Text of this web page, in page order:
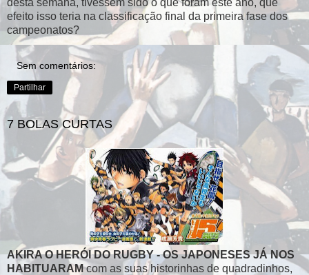
desta semana, tivessem sido o que foram este ano, que
efeito isso teria na classificação final da primeira fase dos
campeonatos?
Sem comentários:
Partilhar
7 BOLAS CURTAS
AKIRA O HERÓI DO RUGBY - OS JAPONESES JÁ NOS
HABITUARAMcom as suas historinhas de quadradinhos,